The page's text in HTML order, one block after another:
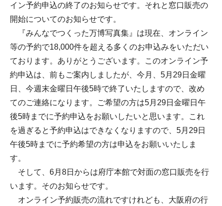
イン予約申込の終了のお知らせです。それと窓口販売の
開始についてのお知らせです。
『みんなでつくった万博写真集』は現在、オンライン
等の予約で18,000件を超える多くのお申込みをいただい
ております。ありがとうございます。このオンライン予
約申込は、前もご案内しましたが、今月、5月29日金曜
日、今週末金曜日午後5時で終了いたしますので、改め
てのご連絡になります。ご希望の方は5月29日金曜日午
後5時までに予約申込をお願いしたいと思います。これ
を過ぎると予約申込はできなくなりますので、5月29日
午後5時までに予約希望の方は申込をお願いいたしま
す。
そして、6月8日からは府庁本館で対面の窓口販売を行
います。そのお知らせです。
オンライン予約販売の流れですけれども、大阪府の行